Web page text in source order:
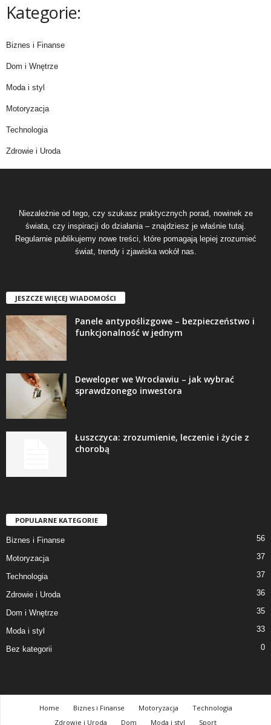
Kategorie:
Biznes i Finanse
Dom i Wnętrze
Moda i styl
Motoryzacja
Technologia
Zdrowie i Uroda
Niezależnie od tego, czy szukasz praktycznych porad, nowinek ze
świata, czy inspiracji do działania – znajdziesz je właśnie tutaj.
Regularnie publikujemy nowe treści, które pomagają lepiej zrozumieć
świat, trendy i zjawiska wokół nas.
JESZCZE WIĘCEJ WIADOMOŚCI
Panele antypoślizgowe – bezpieczeństwo i
funkcjonalność w jednym
Deweloper we Wrocławiu – jak wybrać
sprawdzonego inwestora
Łuszczyca: zrozumienie, leczenie i życie z
chorobą
POPULARNE KATEGORIE
Biznes i Finanse 56
Motoryzacja 37
Technologia 37
Zdrowie i Uroda 36
Dom i Wnętrze 35
Moda i styl 33
Bez kategorii 0
Home Biznes i Finanse Motoryzacja
Technologia
Zdrowie i Uroda
Dom Moda i styl Sport